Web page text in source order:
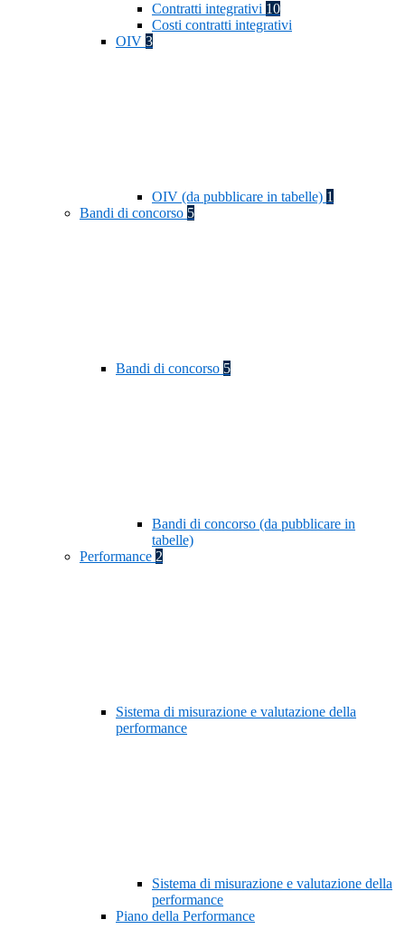
Contratti integrativi 10
Costi contratti integrativi
OIV 3
OIV (da pubblicare in tabelle) 1
Bandi di concorso 5
Bandi di concorso 5
Bandi di concorso (da pubblicare in
tabelle)
Performance 2
Sistema di misurazione e valutazione della
performance
Sistema di misurazione e valutazione della
performance
Piano della Performance